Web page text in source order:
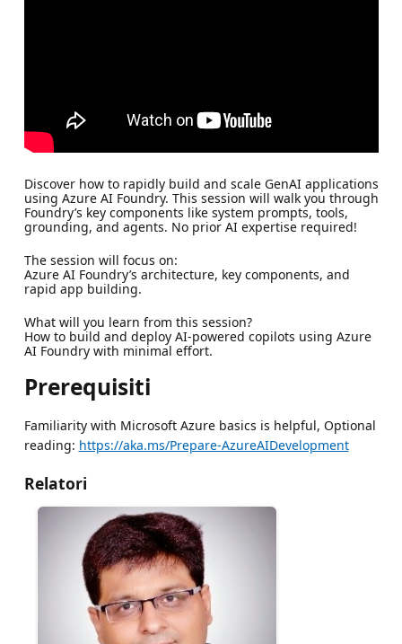
Discover how to rapidly build and scale GenAI applications
using Azure AI Foundry. This session will walk you through
Foundry’s key components like system prompts, tools,
grounding, and agents. No prior AI expertise required!
The session will focus on:
Azure AI Foundry’s architecture, key components, and
rapid app building.
What will you learn from this session?
How to build and deploy AI-powered copilots using Azure
AI Foundry with minimal effort.
Prerequisiti
Familiarity with Microsoft Azure basics is helpful, Optional
reading: https://aka.ms/Prepare-AzureAIDevelopment
Relatori